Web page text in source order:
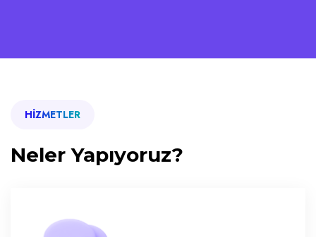
HIZMETLER
Neler Yapıyoruz?